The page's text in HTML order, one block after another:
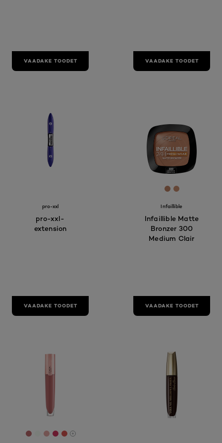
VAADAKE TOODET VAADAKE TOODET
pro-xxl
pro-xxl-
extension
VAADAKE TOODET
[Color]:
[Color]:
Infaillible
Infaillible Matte
Bronzer 300
Medium Clair
VAADAKE TOODET
[Color]: #bf6a6d
[Color]: #f6fdf5
[Color]: #e7aaa5
[Color]: #d63760
[Color]: #de5753
More shades are available